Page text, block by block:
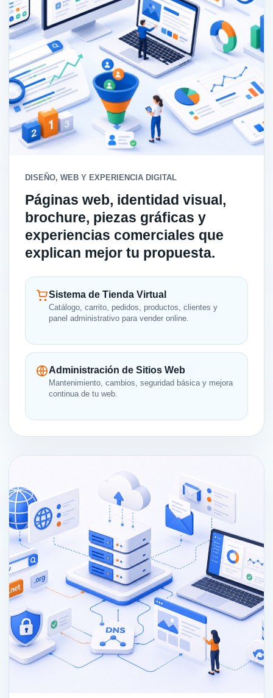
DISEÑO, WEB Y EXPERIENCIA DIGITAL
Páginas web, identidad visual,
brochure, piezas gráficas y
experiencias comerciales que
explican mejor tu propuesta.
Sistema de Tienda Virtual
Catálogo, carrito, pedidos, productos, clientes y
panel administrativo para vender online.
Administración de Sitios Web
Mantenimiento, cambios, seguridad básica y mejora
continua de tu web.